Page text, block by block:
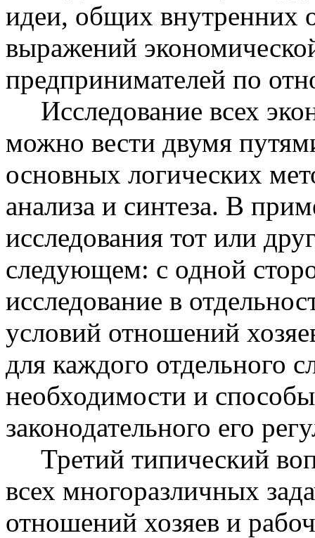
идеи, общих внутренних
выражений
предпринимателей по
Исследование всех
можно вести двумя
основных логических
анализа и синтеза. В
исследования тот или
следующем: с одной
исследование в
условий отношений
для каждого отдельного
необходимости и
законодательного его
Третий типический
всех многоразличных
отношений хозяев и